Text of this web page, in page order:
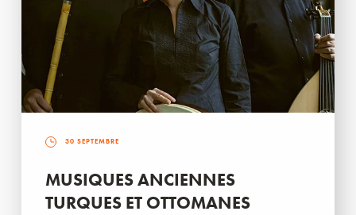
30 SEPTEMBRE
MUSIQUES ANCIENNES
TURQUES ET OTTOMANES